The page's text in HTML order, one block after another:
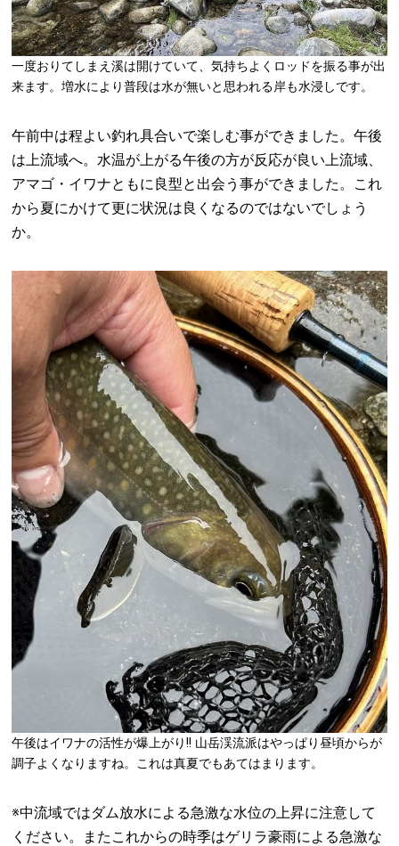
一度おりてしまえ溪は開けていて、気持ちよくロッドを振る事が出
来ます。増水により普段は水が無いと思われる岸も水浸しです。
午前中は程よい釣れ具合いで楽しむ事ができました。午後
は上流域へ。水温が上がる午後の方が反応が良い上流域、
アマゴ・イワナともに良型と出会う事ができました。これ
から夏にかけて更に状況は良くなるのではないでしょう
か。
午後はイワナの活性が爆上がり!! 山岳渓流派はやっぱり昼頃からが
調子よくなりますね。これは真夏でもあてはまります。
※中流域ではダム放水による急激な水位の上昇に注意して
ください。またこれからの時季はゲリラ豪雨による急激な